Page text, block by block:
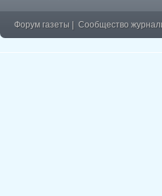
Форум газеты Сообщество
�